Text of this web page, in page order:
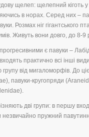
щелеп: щелепний кіготь
в норах. Серед них –
Розмах ніг гігантського
Живуть вони довго, до 8-9
є павуки –
практично всі інші
від мигаломорфів. До
павуки-кругопряди
дві групи: в першу
пружний